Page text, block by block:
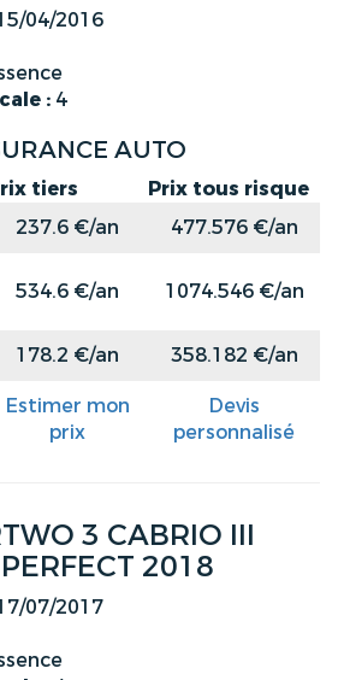
04/2016
: 4
AUTO
tiers
Prix tous risque
237.6 €/an
477.576 €/an
534.6 €/an 1074.546 €/an
178.2 €/an 358.182 €/an
Estimer mon
prix
Devis
personnalisé
3 CABRIO III
2018
07/2017